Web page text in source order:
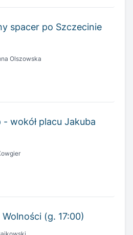
spacer po Szczecinie
Olszowska
wokół placu Jakuba
(g. 17:00)